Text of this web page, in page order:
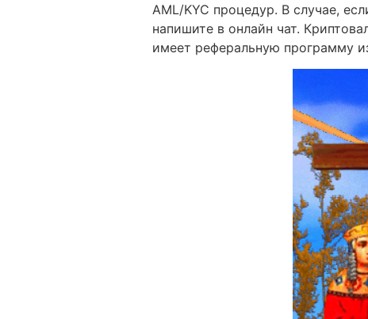
AML/KYC процедур. В случае,
напишите в онлайн чат.
имеет реферальную программу